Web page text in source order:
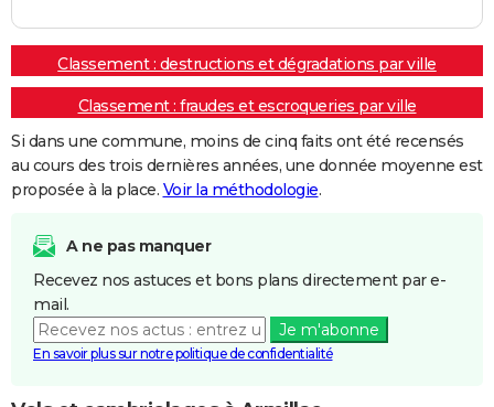
Classement : destructions et dégradations par ville
Classement : fraudes et escroqueries par ville
Si dans une commune, moins de cinq faits ont été recensés
au cours des trois dernières années, une donnée moyenne est
proposée à la place. Voir la méthodologie.
A ne pas manquer
Recevez nos astuces et bons plans directement par e-
mail.
Je m'abonne
En savoir plus sur notre politique de confidentialité